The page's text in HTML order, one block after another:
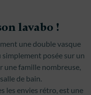
lavabo !
une double vasque
posée sur un
une famille nombreuse,
de bain.
les envies rétro, est une